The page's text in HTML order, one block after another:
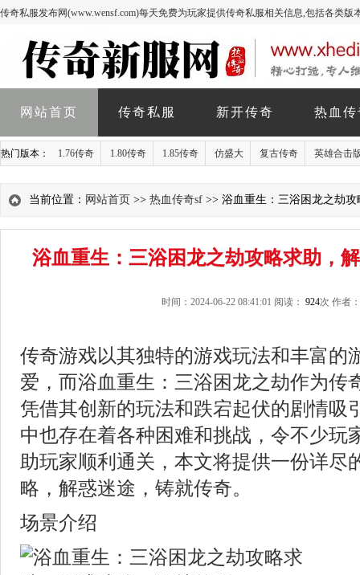
传奇私服发布网(www.wensf.com)每天免费为玩家提供传奇私服相关信息,包括各类
网站首页 传奇私服 新开传奇 热血
热门版本： 1.76传奇 1.80传奇 1.85传奇 仿盛大 复古传奇 英雄合击
当前位置： 网站首页 >> 热血传奇sf >> 浴血重生：三浴困龙之劫
浴血重生：三浴困龙之劫攻略求助，
时间：2024-06-22 08:41:01 阅读：924次 作者
传奇游戏以其独特的游戏玩法和丰富的
爱，而浴血重生：三浴困龙之劫作为传
凭借其创新的玩法和跌宕起伏的剧情吸
中也存在着各种困难和挑战，令不少玩
助玩家顺利通关，本文将提供一份详尽
略，解惑迷途，铸就传奇。
场景介绍